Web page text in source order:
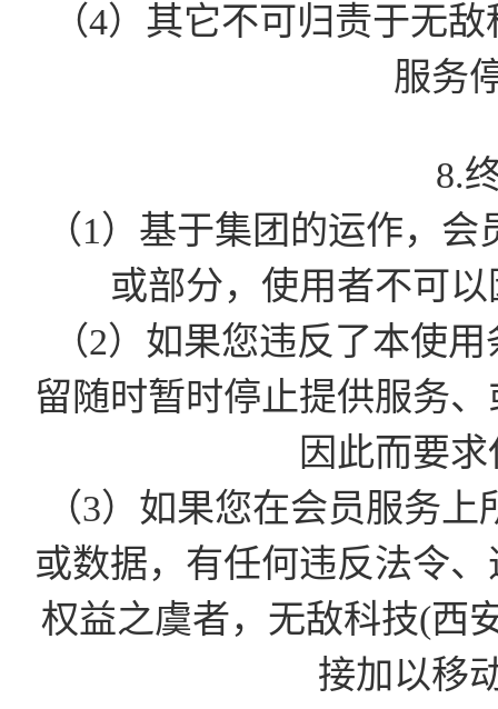
（4）其它不可归责于无
服务
8.
（1）基于集团的运作，
或部分，使用者不可
（2）如果您违反了本使
留随时暂时停止提供服务
因此而要
（3）如果您在会员服务
或数据，有任何违反法令
权益之虞者，无敌科技(西
接加以移